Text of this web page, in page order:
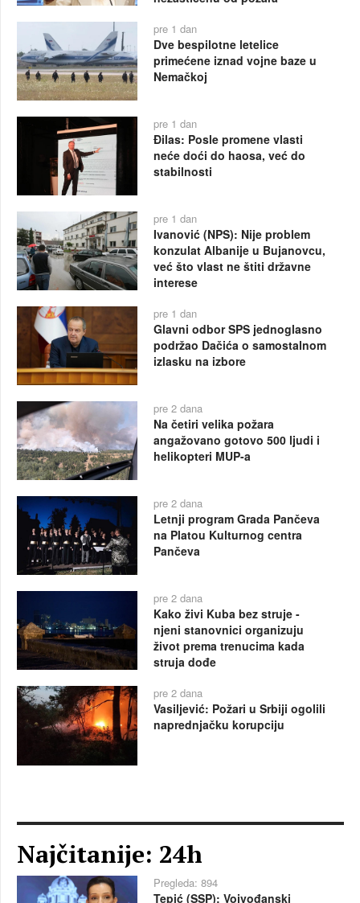
pre 1 dan
Dve bespilotne letelice
primećene iznad vojne baze u
Nemačkoj
pre 1 dan
Đilas: Posle promene vlasti
neće doći do haosa, već do
stabilnosti
pre 1 dan
Ivanović (NPS): Nije problem
konzulat Albanije u Bujanovcu,
već što vlast ne štiti državne
interese
pre 1 dan
Glavni odbor SPS jednoglasno
podržao Dačića o samostalnom
izlasku na izbore
pre 2 dana
Na četiri velika požara
angažovano gotovo 500 ljudi i
helikopteri MUP-a
pre 2 dana
Letnji program Grada Pančeva
na Platou Kulturnog centra
Pančeva
pre 2 dana
Kako živi Kuba bez struje -
njeni stanovnici organizuju
život prema trenucima kada
struja dođe
pre 2 dana
Vasiljević: Požari u Srbiji ogolili
naprednjačku korupciju
Najčitanije: 24h
Pregleda: 894
Tepić (SSP): Vojvođanski